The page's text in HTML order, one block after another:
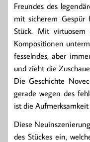
Freundes des
mit sicherem Gespür
Stück. Mit virtuosem
Kompositionen
fesselndes, aber
und zieht die
Die Geschichte
gerade wegen des
ist die
Diese
des Stückes ein,